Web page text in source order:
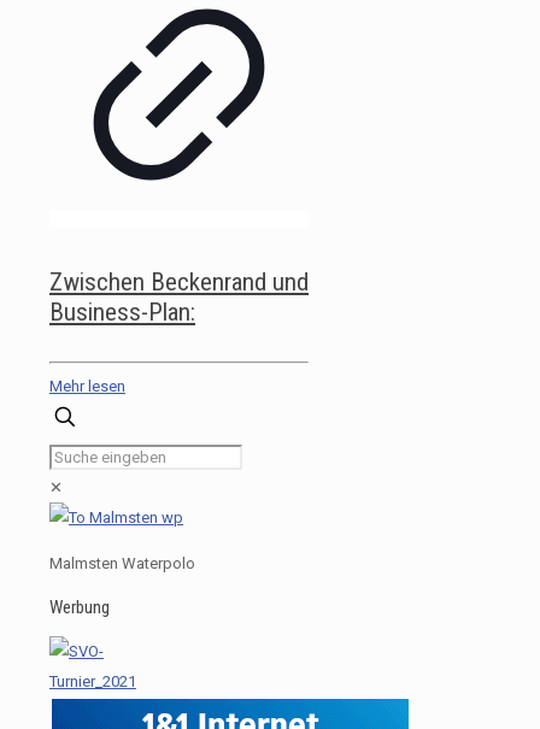
Zwischen Beckenrand und
Business-Plan:
Mehr lesen
✕
Malmsten Waterpolo
Werbung